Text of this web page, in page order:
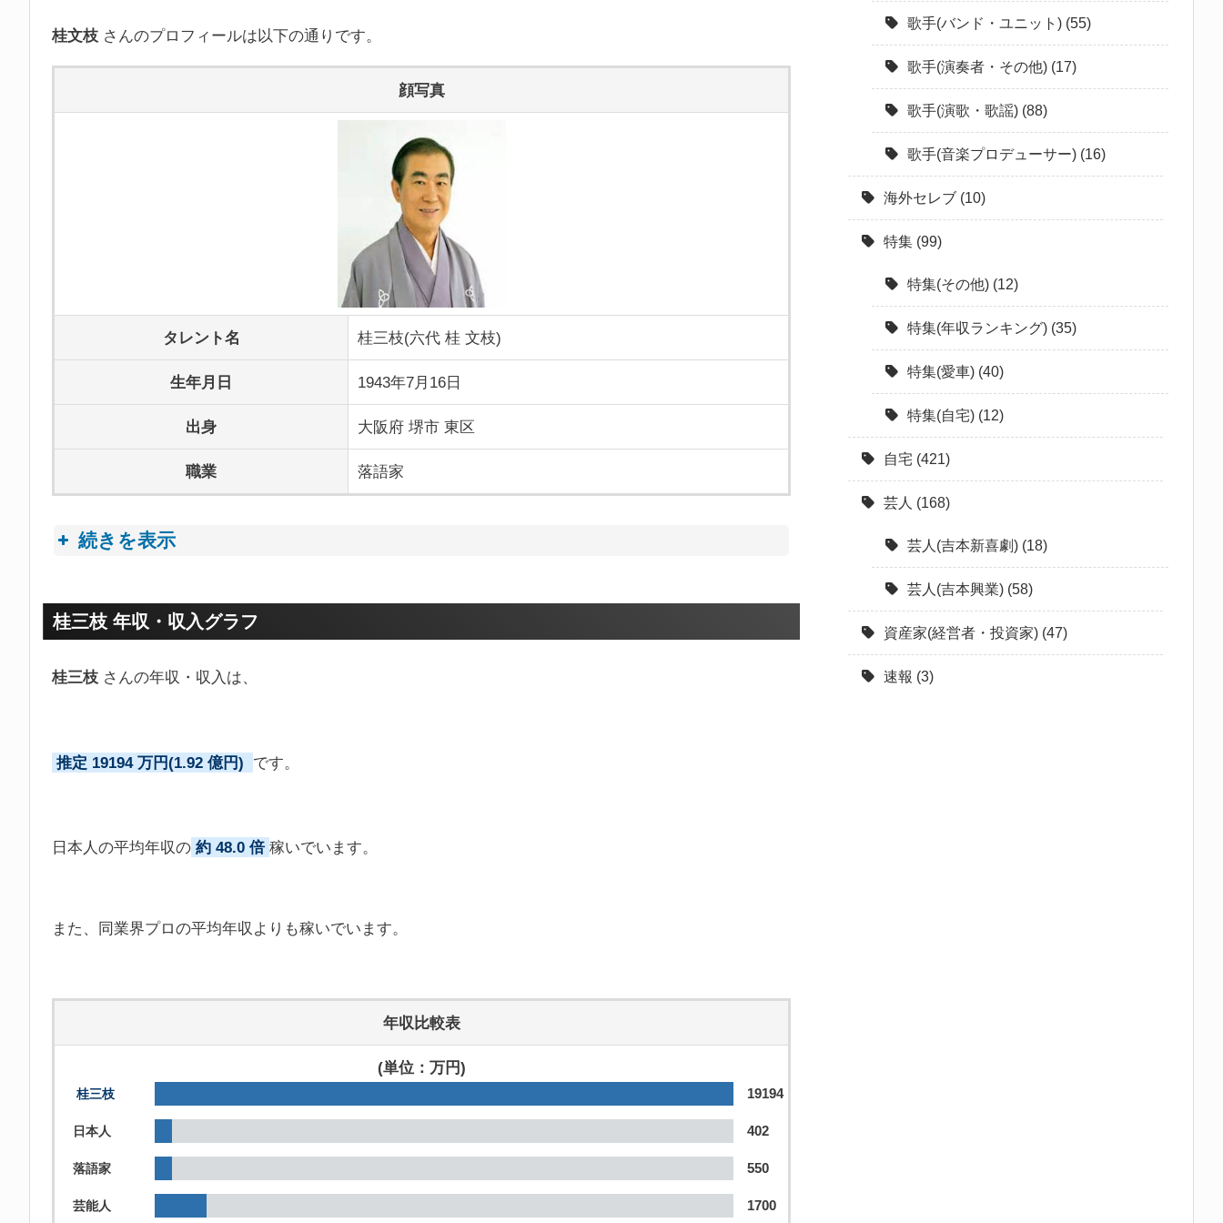
桂文枝 さんのプロフィールは以下の通りです。
顔写真
タレント名 桂三枝(六代 桂 文枝)
生年月日 1943年7月16日
出身 大阪府 堺市 東区
職業 落語家
続きを表示
プロフィールトピック
桂三枝 年収・収入グラフ
桂三枝 さんの年収・収入は、
推定 19194 万円(1.92 億円) です。
日本人の平均年収の 約 48.0 倍 稼いでいます。
また、同業界プロの平均年収よりも稼いでいます。
年収比較表
(単位：万円)
桂三枝 19194
日本人 402
落語家 550
芸能人 1700
歌手(バンド・ユニット) (55)
歌手(演奏者・その他) (17)
歌手(演歌・歌謡) (88)
歌手(音楽プロデューサー) (16)
海外セレブ (10)
特集 (99)
特集(その他) (12)
特集(年収ランキング) (35)
特集(愛車) (40)
特集(自宅) (12)
自宅 (421)
芸人 (168)
芸人(吉本新喜劇) (18)
芸人(吉本興業) (58)
資産家(経営者・投資家) (47)
速報 (3)